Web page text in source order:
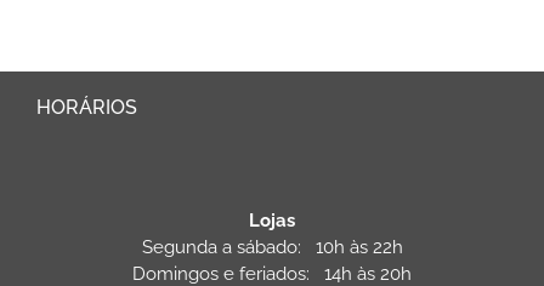
HORÁRIOS
Lojas
Segunda a sábado: 10h às 22h
Domingos e feriados: 14h às 20h